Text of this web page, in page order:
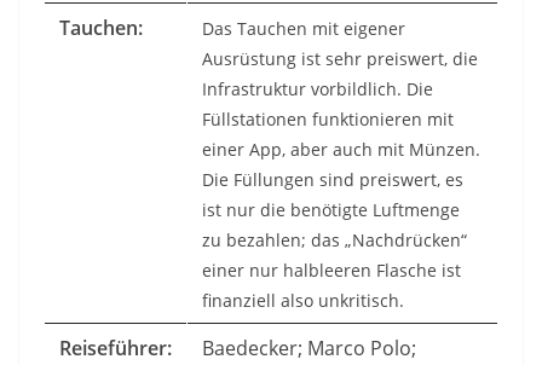
Tauchen:
Das Tauchen mit eigener
Ausrüstung ist sehr preiswert, die
Infrastruktur vorbildlich. Die
Füllstationen funktionieren mit
einer App, aber auch mit Münzen.
Die Füllungen sind preiswert, es
ist nur die benötigte Luftmenge
zu bezahlen; das „Nachdrücken“
einer nur halbleeren Flasche ist
finanziell also unkritisch.
Reiseführer:
Baedecker; Marco Polo;